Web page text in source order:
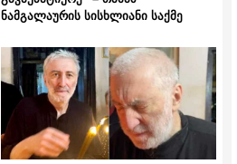
ნამგალაურის სისხლიანი საქმე